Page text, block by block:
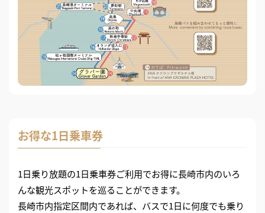
お得な1日乗車券
1日乗り放題の1日乗車券ご利用でお得に長崎市内のいろ
んな観光スポットを巡ることができます。
長崎市内指定区間内であれば、バスで1日に何度でも乗り